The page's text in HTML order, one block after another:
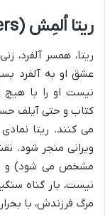
ریتا اُلمِش (Rita Allmers)
ریتا، همسر آلفرد،
عشق او به آلفرد
نیست او را با
کتاب و حتی آیلف
می کنند. ریتا
ویرانی منجر شود.
مشخص می شود) و
نیست، بار گناه
مرگ فرزندش، با